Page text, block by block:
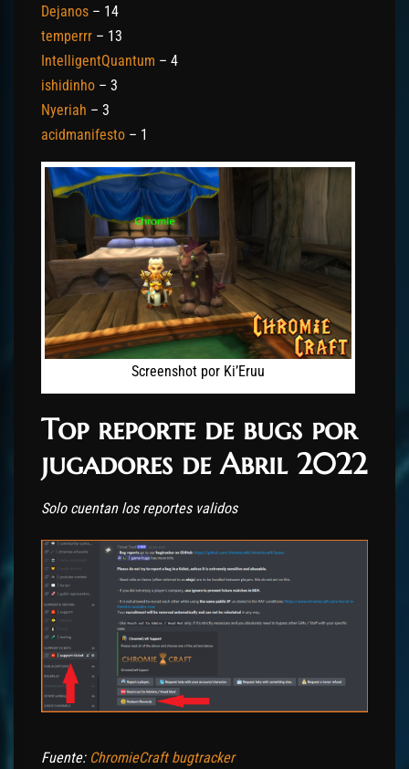
Dejanos – 14
temperrr – 13
IntelligentQuantum – 4
ishidinho – 3
Nyeriah – 3
acidmanifesto – 1
Screenshot por Ki’Eruu
Top reporte de bugs por
jugadores de Abril 2022
Solo cuentan los reportes validos
Fuente: ChromieCraft bugtracker